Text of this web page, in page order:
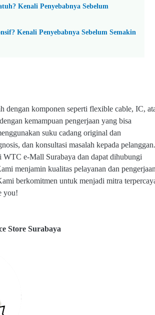
Kenali Penyebabnya Sebelum
Kenali Penyebabnya Sebelum Semakin
dengan komponen seperti flexible cable, IC,
kemampuan pengerjaan yang bisa
suku cadang original dan
dan konsultasi masalah kepada pelanggan.
WTC e-Mall Surabaya dan dapat dihubungi
menjamin kualitas pelayanan dan pengerjaan
berkomitmen untuk menjadi mitra
you!
Store Surabaya